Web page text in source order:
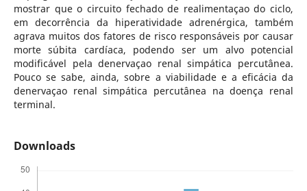
mostrar que o circuito fechado de realimentaçao do ciclo,
em decorrência da hiperatividade adrenérgica, também
agrava muitos dos fatores de risco responsáveis por causar
morte súbita cardíaca, podendo ser um alvo potencial
modificável pela denervaçao renal simpática percutânea.
Pouco se sabe, ainda, sobre a viabilidade e a eficácia da
denervaçao renal simpática percutânea na doença renal
terminal.
Downloads